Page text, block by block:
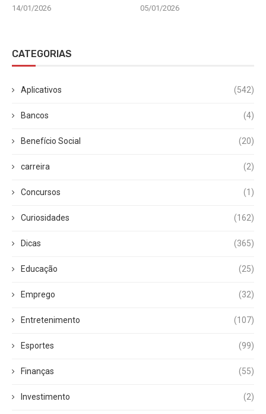
14/01/2026 05/01/2026
CATEGORIAS
Aplicativos (542)
Bancos (4)
Benefício Social (20)
carreira (2)
Concursos (1)
Curiosidades (162)
Dicas (365)
Educação (25)
Emprego (32)
Entretenimento (107)
Esportes (99)
Finanças (55)
Investimento (2)